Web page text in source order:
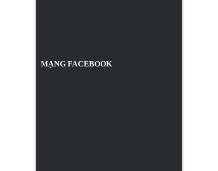
MẠNG FACEBOOK